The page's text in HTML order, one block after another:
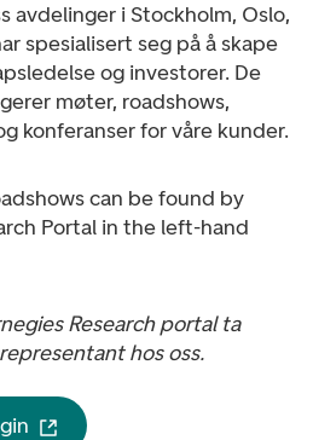
avdelinger i Stockholm, Oslo,
spesialisert seg på å skape
og investorer. De
møter, roadshows,
konferanser for våre kunder.
can be found by
Portal in the left-hand
Research portal ta
hos oss.